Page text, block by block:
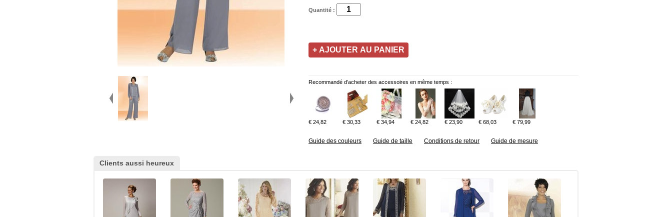
Quantité :
Recommandé d’acheter des accessoires en même temps :
€ 24,82 € 30,33 € 34,94 € 24,82 € 23,90 € 68,03 € 79,99
Guide des couleurs Guide de taille Conditions de retour Guide de mesure
Clients aussi heureux